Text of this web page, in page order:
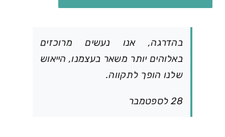
בהדרגה, אנו נעשים מרוכזים
באלוהים יותר משאר בעצמנו, הייאוש
שלנו הופך לתקווה.
28 לספטמבר